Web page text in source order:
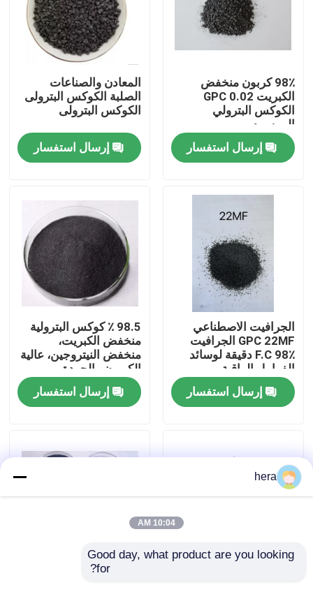
منتجات
معلومات عنا
جولة في المعمل
مراقبة الجودة
أخبار
المواد الخام الجرافيت
98٪ كربون منخفض
الكبريت 0.02 GPC
الكوكس البترولي
المرسوم
إرسال استفسار
المعادن والصناعات
الصلبة الكوكس البترولى
الكوكس البترولى
إرسال استفسار
الجرافيت الاصطناعي
GPC 22MF الجرافيت
F.C 98٪ دقيقة لوسائد
الفرامل الراقية
إرسال استفسار
98.5 ٪ كوكس البترولية
منخفض الكبريت،
منخفض النيتروجين، عالية
الكربون والجودة
إرسال استفسار
أعلى سعر لـ (غرافيت
hera
10:04 AM
Good day, what product are you looking
for?